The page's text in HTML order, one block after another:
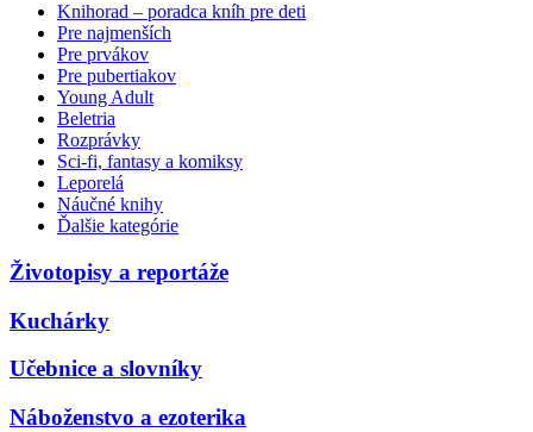
Knihorad – poradca kníh pre deti
Pre najmenších
Pre prvákov
Pre pubertiakov
Young Adult
Beletria
Rozprávky
Sci-fi, fantasy a komiksy
Leporelá
Náučné knihy
Ďalšie kategórie
Životopisy a reportáže
Kuchárky
Učebnice a slovníky
Náboženstvo a ezoterika